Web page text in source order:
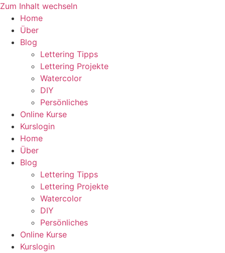
Zum Inhalt wechseln
Home
Über
Blog
Lettering Tipps
Lettering Projekte
Watercolor
DIY
Persönliches
Online Kurse
Kurslogin
Home
Über
Blog
Lettering Tipps
Lettering Projekte
Watercolor
DIY
Persönliches
Online Kurse
Kurslogin